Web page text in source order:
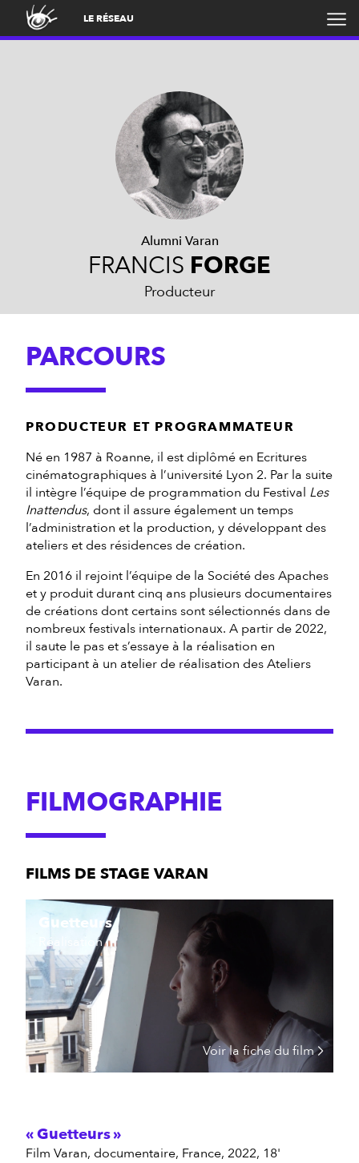
LE RÉSEAU
Alumni Varan
FRANCIS FORGE
Producteur
PARCOURS
PRODUCTEUR ET PROGRAMMATEUR
Né en 1987 à Roanne, il est diplômé en Ecritures
cinématographiques à l’université Lyon 2. Par la suite
il intègre l’équipe de programmation du Festival Les
Inattendus, dont il assure également un temps
l’administration et la production, y développant des
ateliers et des résidences de création.
En 2016 il rejoint l’équipe de la Société des Apaches
et y produit durant cinq ans plusieurs documentaires
de créations dont certains sont sélectionnés dans de
nombreux festivals internationaux. A partir de 2022,
il saute le pas et s’essaye à la réalisation en
participant à un atelier de réalisation des Ateliers
Varan.
FILMOGRAPHIE
FILMS DE STAGE VARAN
Guetteurs
Réalisation
Voir la fiche du film
Guetteurs
Film Varan, documentaire, France, 2022, 18'